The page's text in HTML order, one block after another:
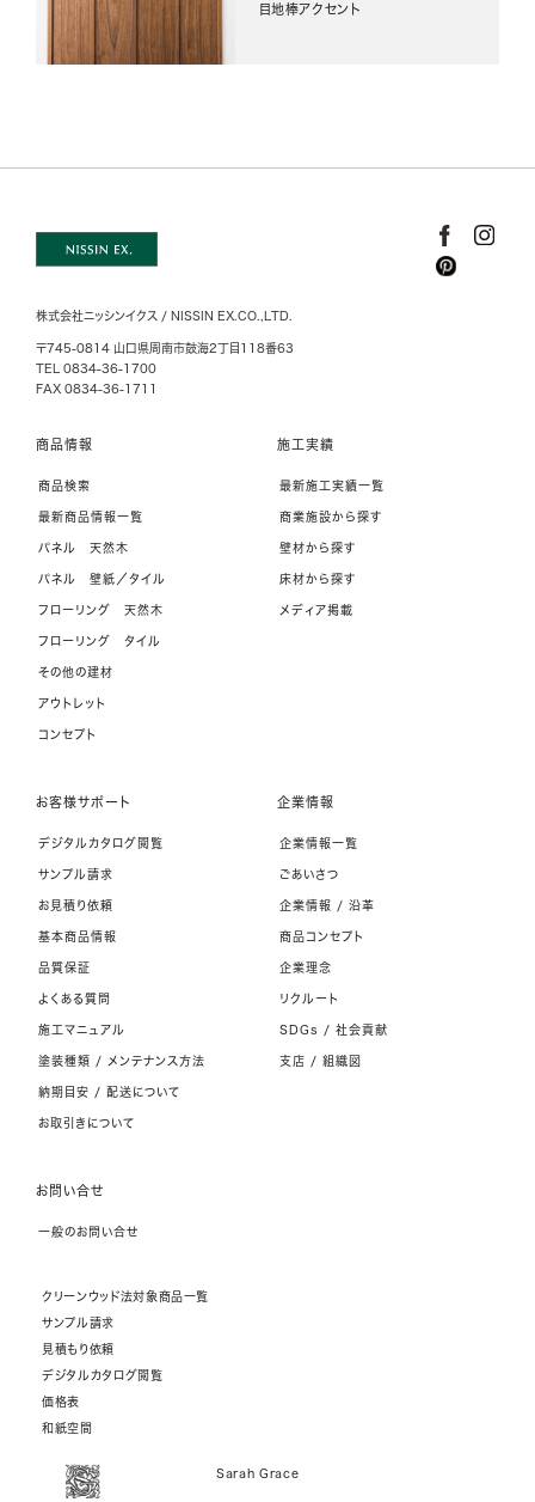
目地棒アクセント
株式会社ニッシンイクス / NISSIN EX.CO.,LTD.
〒745-0814 山口県周南市鼓海2丁目118番63
TEL 0834-36-1700
FAX 0834-36-1711
商品情報
商品検索
最新商品情報一覧
パネル 天然木
パネル 壁紙／タイル
フローリング 天然木
フローリング タイル
その他の建材
アウトレット
コンセプト
施工実績
最新施工実績一覧
商業施設から探す
壁材から探す
床材から探す
メディア掲載
お客様サポート
デジタルカタログ閲覧
サンプル請求
お見積り依頼
基本商品情報
品質保証
よくある質問
施工マニュアル
塗装種類 / メンテナンス方法
納期目安 / 配送について
お取引きについて
企業情報
企業情報一覧
ごあいさつ
企業情報 / 沿革
商品コンセプト
企業理念
リクルート
SDGs / 社会貢献
支店 / 組織図
お問い合せ
一般のお問い合せ
クリーンウッド法対象商品一覧
サンプル請求
見積もり依頼
デジタルカタログ閲覧
価格表
和紙空間
Sarah Grace